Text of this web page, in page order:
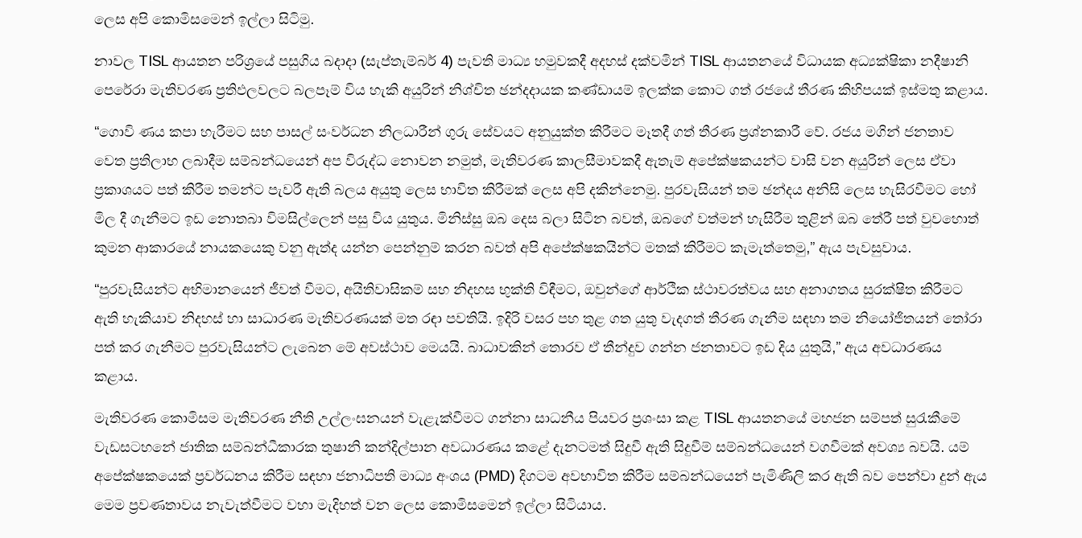
ලෙස අපි කොමිසමෙන් ඉල්ලා සිටිමු.
නාවල TISL ආයතන පරිශ්‍රයේ පසුගිය බදාදා (සැප්තැම්බර් 4) පැවති මාධ්‍ය හමුවකදී අදහස් දක්වමින් TISL ආයතනයේ විධායක අධ්‍යක්ෂිකා නදීෂානි
පෙරේරා මැතිවරණ ප්‍රතිඵලවලට බලපෑම් විය හැකි අයුරින් නිශ්චිත ඡන්දදායක කණ්ඩායම් ඉලක්ක කොට ගත් රජයේ තීරණ කිහිපයක් ඉස්මතු කළාය.
“ගොවි ණය කපා හැරීමට සහ පාසල් සංවර්ධන නිලධාරීන් ගුරු සේවයට අනුයුක්ත කිරීමට මෑතදී ගත් තීරණ ප්‍රශ්නකාරී වේ. රජය මගින් ජනතාව
වෙත ප්‍රතිලාභ ලබාදීම සම්බන්ධයෙන් අප විරුද්ධ නොවන නමුත්, මැතිවරණ කාලසීමාවකදී ඇතැම් අපේක්ෂකයන්ට වාසි වන අයුරින් ලෙස ඒවා
ප්‍රකාශයට පත් කිරීම තමන්ට පැවරී ඇති බලය අයුතු ලෙස භාවිත කිරීමක් ලෙස අපි දකින්නෙමු. පුරවැසියන් තම ඡන්දය අනිසි ලෙස හැසිරවීමට හෝ
මිල දී ගැනීමට ඉඩ නොතබා විමසිල්ලෙන් පසු විය යුතුය. මිනිස්සු ඔබ දෙස බලා සිටින බවත්, ඔබගේ වත්මන් හැසිරීම තුළින් ඔබ තේරී පත් වුවහොත්
කුමන ආකාරයේ නායකයෙකු වනු ඇත්ද යන්න පෙන්නුම් කරන බවත් අපි අපේක්ෂකයින්ට මතක් කිරීමට කැමැත්තෙමු,” ඇය පැවසුවාය.
“පුරවැසියන්ට අභිමානයෙන් ජීවත් වීමට, අයිතිවාසිකම් සහ නිදහස භුක්ති විඳීමට, ඔවුන්ගේ ආර්ථික ස්ථාවරත්වය සහ අනාගතය සුරක්ෂිත කිරීමට
ඇති හැකියාව නිදහස් හා සාධාරණ මැතිවරණයක් මත රඳා පවතියි. ඉදිරි වසර පහ තුළ ගත යුතු වැදගත් තීරණ ගැනීම සඳහා තම නියෝජිතයන් තෝරා
පත් කර ගැනීමට පුරවැසියන්ට ලැබෙන මේ අවස්ථාව මෙයයි. බාධාවකින් තොරව ඒ තීන්දුව ගන්න ජනතාවට ඉඩ දිය යුතුයි,” ඇය අවධාරණය
කළාය.
මැතිවරණ කොමිසම මැතිවරණ නීති උල්ලංඝනයන් වැළැක්වීමට ගන්නා සාධනීය පියවර ප්‍රශංසා කළ TISL ආයතනයේ මහජන සම්පත් සුරැකීමේ
වැඩසටහනේ ජාතික සම්බන්ධීකාරක තුෂානි කන්දිල්පාන අවධාරණය කළේ දැනටමත් සිදුවී ඇති සිදුවීම් සම්බන්ධයෙන් වගවීමක් අවශ්‍ය බවයි. යම්
අපේක්ෂකයෙක් ප්‍රවර්ධනය කිරීම සඳහා ජනාධිපති මාධ්‍ය අංශය (PMD) දිගටම අවභාවිත කිරීම සම්බන්ධයෙන් පැමිණිලි කර ඇති බව පෙන්වා දුන් ඇය
මෙම ප්‍රවණතාවය නැවැත්වීමට වහා මැදිහත් වන ලෙස කොමිසමෙන් ඉල්ලා සිටියාය.